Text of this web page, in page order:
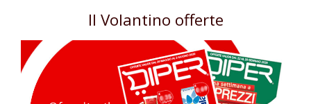
Il Volantino offerte